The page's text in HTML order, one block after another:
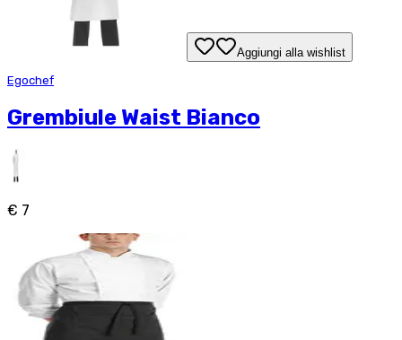
Aggiungi alla wishlist
Egochef
Grembiule Waist Bianco
€ 7